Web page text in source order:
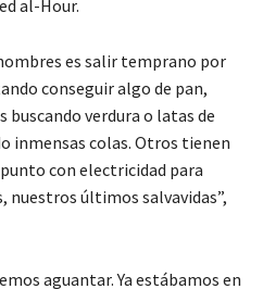
al-Hour.
es salir temprano por
conseguir algo de pan,
verdura o latas de
inmensas colas. Otros tienen
con electricidad para
nuestros últimos salvavidas”,
aguantar. Ya estábamos en